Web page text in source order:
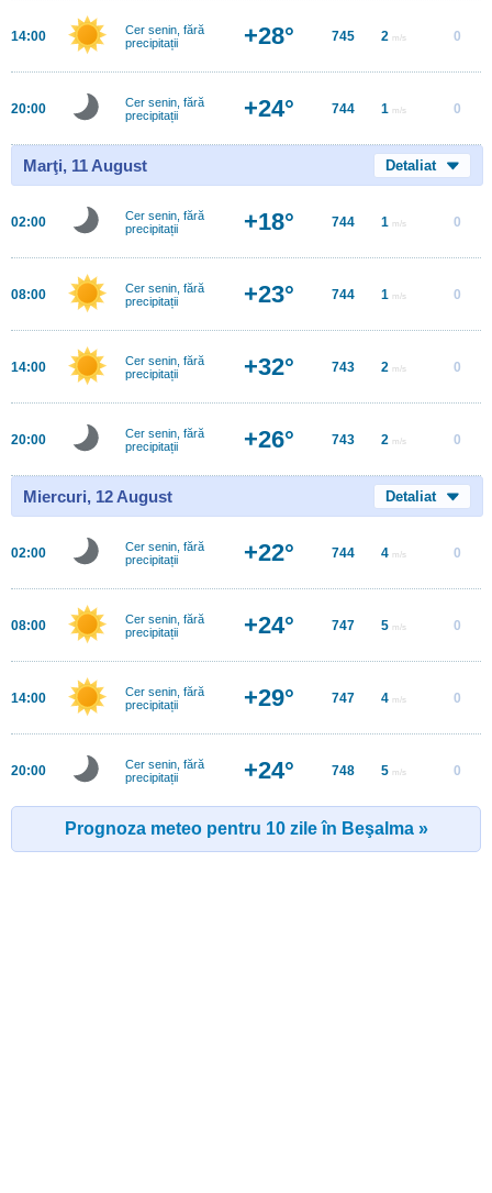
14:00
Cer senin, fără
precipitații
+28° 745 2 m/s 0
20:00
Cer senin, fără
precipitații
+24° 744 1 m/s 0
Marţi, 11 August Detaliat
02:00
Cer senin, fără
precipitații
+18° 744 1 m/s 0
08:00
Cer senin, fără
precipitații
+23° 744 1 m/s 0
14:00
Cer senin, fără
precipitații
+32° 743 2 m/s 0
20:00
Cer senin, fără
precipitații
+26° 743 2 m/s 0
Miercuri, 12 August Detaliat
02:00
Cer senin, fără
precipitații
+22° 744 4 m/s 0
08:00
Cer senin, fără
precipitații
+24° 747 5 m/s 0
14:00
Cer senin, fără
precipitații
+29° 747 4 m/s 0
20:00
Cer senin, fără
precipitații
+24° 748 5 m/s 0
Prognoza meteo pentru 10 zile în Beşalma »